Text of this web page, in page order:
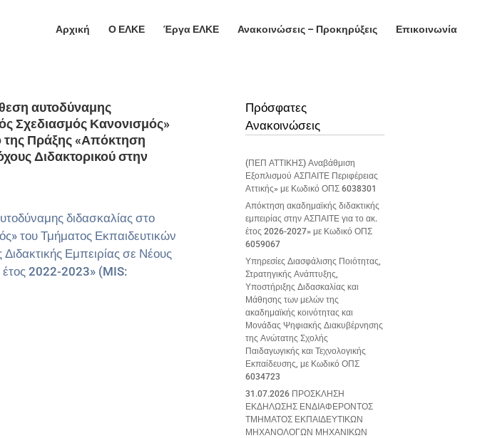
Αρχική Ο ΕΛΚΕ Έργα ΕΛΚΕ Ανακοινώσεις – Προκηρύξεις Επικοινωνία
αυτοδύναμης
Σχεδιασμός Κανονισμός»
της Πράξης «Απόκτηση
Διδακτορικού στην
διδασκαλίας στο
του Τμήματος Εκπαιδευτικών
Εμπειρίας σε Νέους
έτος 2022-2023» (MIS:
Πρόσφατες
Ανακοινώσεις
(ΠΕΠ ΑΤΤΙΚΗΣ) Αναβάθμιση
Εξοπλισμού ΑΣΠΑΙΤΕ Περιφέρειας
Αττικής» με Κωδικό ΟΠΣ 6038301
Απόκτηση ακαδημαϊκής διδακτικής
εμπειρίας στην ΑΣΠΑΙΤΕ για το ακ.
έτος 2026-2027» με Κωδικό ΟΠΣ
6059067
Υπηρεσίες Διασφάλισης Ποιότητας,
Στρατηγικής Ανάπτυξης,
Υποστήριξης Διδασκαλίας και
Μάθησης των μελών της
ακαδημαϊκής κοινότητας και
Μονάδας Ψηφιακής Διακυβέρνησης
της Ανώτατης Σχολής
Παιδαγωγικής και Τεχνολογικής
Εκπαίδευσης, με Κωδικό ΟΠΣ
6034723
31.07.2026 ΠΡΟΣΚΛΗΣΗ
ΕΚΔΗΛΩΣΗΣ ΕΝΔΙΑΦΕΡΟΝΤΟΣ
ΤΜΗΜΑΤΟΣ ΕΚΠΑΙΔΕΥΤΙΚΩΝ
ΜΗΧΑΝΟΛΟΓΩΝ ΜΗΧΑΝΙΚΩΝ